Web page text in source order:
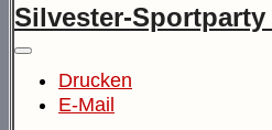
Silvester-Sportparty
Drucken
E-Mail